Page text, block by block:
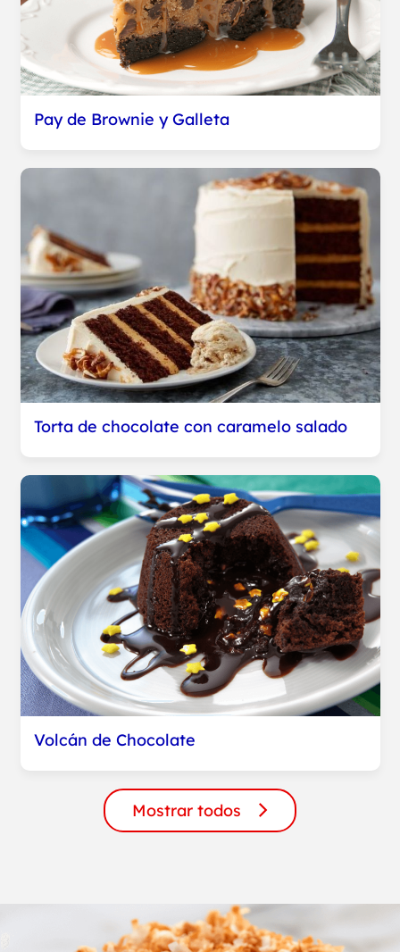
Pay de Brownie y Galleta
Torta de chocolate con caramelo salado
Volcán de Chocolate
Mostrar todos